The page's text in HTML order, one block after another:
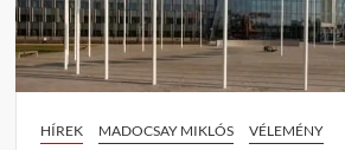
HÍREK MADOCSAY MIKLÓS VÉLEMÉNY